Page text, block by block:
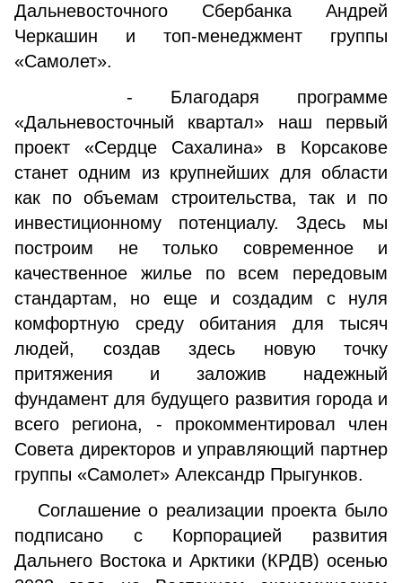
Дальневосточного Сбербанка Андрей
Черкашин и топ-менеджмент группы
«Самолет».
- Благодаря программе
«Дальневосточный квартал» наш первый
проект «Сердце Сахалина» в Корсакове
станет одним из крупнейших для области
как по объемам строительства, так и по
инвестиционному потенциалу. Здесь мы
построим не только современное и
качественное жилье по всем передовым
стандартам, но еще и создадим с нуля
комфортную среду обитания для тысяч
людей, создав здесь новую точку
притяжения и заложив надежный
фундамент для будущего развития города и
всего региона, - прокомментировал член
Совета директоров и управляющий партнер
группы «Самолет» Александр Прыгунков.
Соглашение о реализации проекта было
подписано с Корпорацией развития
Дальнего Востока и Арктики (КРДВ) осенью